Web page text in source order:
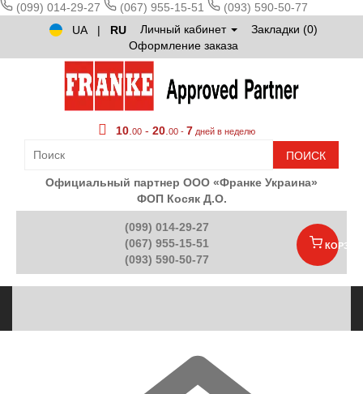
(099) 014-29-27
(067) 955-15-51
(093) 590-50-77
UA
| RU Личный кабинет
Закладки (0)
Оформление заказа
10 00 - 20 00 - 7 дней в неделю
ПОИСК
Официальный партнер ООО «Франке Украина»
ФОП Косяк Д.О.
(099) 014-29-27
(067) 955-15-51
(093) 590-50-77